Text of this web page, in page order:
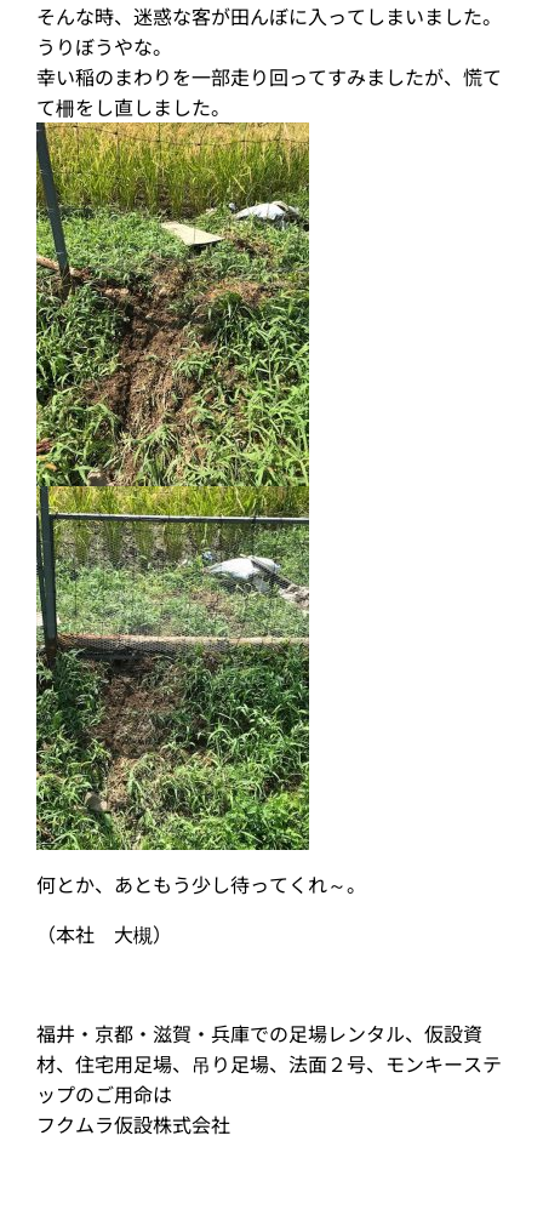
そんな時、迷惑な客が田んぼに入ってしまいました。
うりぼうやな。
幸い稲のまわりを一部走り回ってすみましたが、慌て
て柵をし直しました。
何とか、あともう少し待ってくれ～。
（本社 大槻）
福井・京都・滋賀・兵庫での足場レンタル、仮設資
材、住宅用足場、吊り足場、法面２号、モンキーステ
ップのご用命は
フクムラ仮設株式会社